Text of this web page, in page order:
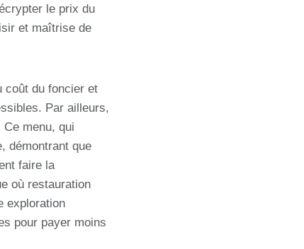
le prix du
et maîtrise de
coût du foncier et
Par ailleurs,
menu, qui
démontrant que
faire la
où restauration
exploration
pour payer moins